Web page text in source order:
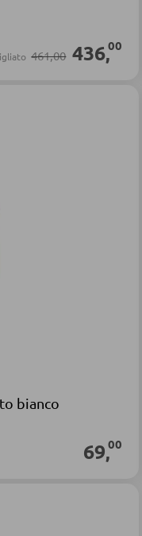
461,00 436,00
bianco
69,00